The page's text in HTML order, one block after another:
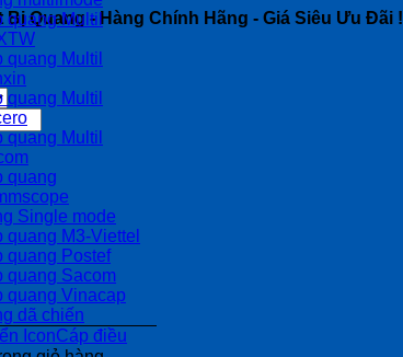
Bị Quang - Hàng Chính Hãng - Giá Siêu Ưu Đãi !
quang Multil
quang Multil
quang Multil
quang Multil
quang
Single mode
quang M3-Viettel
quang Postef
quang Sacom
quang Vinacap
dã chiến
Cáp điều